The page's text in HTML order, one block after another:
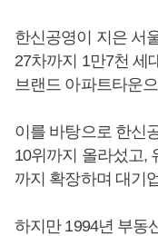
한신공영이 지은 서
27차까지 1만7천 세
브랜드 아파트타운
이를 바탕으로 한신
10위까지 올라섰고,
까지 확장하며 대기
하지만 1994년 부동